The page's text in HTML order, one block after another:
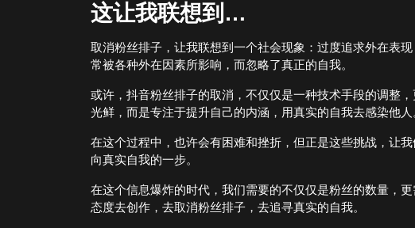
这让我联想到…
取消粉丝排子，让我联想到一个社会现象：过度追求外在表
常被各种外在因素所影响，而忽略了真正的自我。
或许，抖音粉丝排子的取消，不仅仅是一种技术手段的调整
光鲜，而是专注于提升自己的内涵，用真实的自我去感染他人
在这个过程中，也许会有困难和挫折，但正是这些挑战，让
向真实自我的一步。
在这个信息爆炸的时代，我们需要的不仅仅是粉丝的数量，
态度去创作，去取消粉丝排子，去追寻真实的自我。